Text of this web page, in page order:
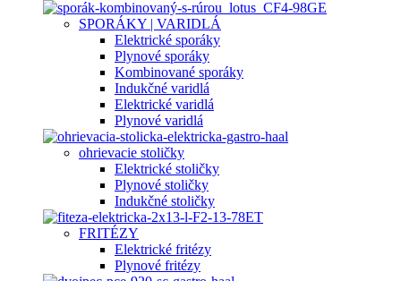
SPORÁKY | VARIDLÁ
Elektrické sporáky
Plynové sporáky
Kombinované sporáky
Indukčné varidlá
Elektrické varidlá
Plynové varidlá
ohrievacie stoličky
Elektrické stoličky
Plynové stoličky
Indukčné stoličky
FRITÉZY
Elektrické fritézy
Plynové fritézy